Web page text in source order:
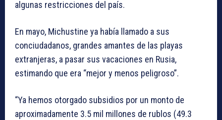
algunas restricciones del país.
En mayo, Michustine ya había llamado a sus
conciudadanos, grandes amantes de las playas
extranjeras, a pasar sus vacaciones en Rusia,
estimando que era “mejor y menos peligroso”.
“Ya hemos otorgado subsidios por un monto de
aproximadamente 3.5 mil millones de rublos (49.3